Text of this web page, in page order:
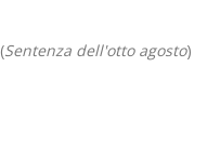
(Sentenza dell'otto agosto)